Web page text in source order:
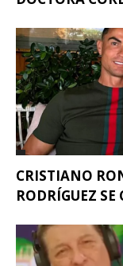
CRISTIANO
RODRÍGUEZ